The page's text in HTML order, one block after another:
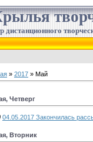
дистанционного
» 2017 » Май
Четверг
04.05.2017 Закончилась
Вторник